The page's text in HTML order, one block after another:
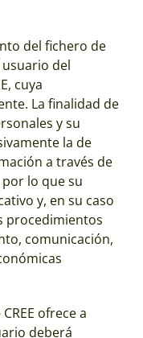
del fichero de
del
cuya
La finalidad de
y su
la de
a través de
lo que su
y, en su caso
procedimientos
comunicación,
ofrece a
deberá